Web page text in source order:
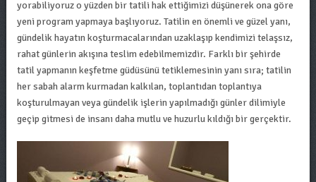
yorabiliyoruz o yüzden bir tatili hak ettiğimizi düşünerek ona göre
yeni program yapmaya başlıyoruz. Tatilin en önemli ve güzel yanı,
gündelik hayatın koşturmacalarından uzaklaşıp kendimizi telaşsız,
rahat günlerin akışına teslim edebilmemizdir. Farklı bir şehirde
tatil yapmanın keşfetme güdüsünü tetiklemesinin yanı sıra; tatilin
her sabah alarm kurmadan kalkılan, toplantıdan toplantıya
koşturulmayan veya gündelik işlerin yapılmadığı günler dilimiyle
geçip gitmesi de insanı daha mutlu ve huzurlu kıldığı bir gerçektir.